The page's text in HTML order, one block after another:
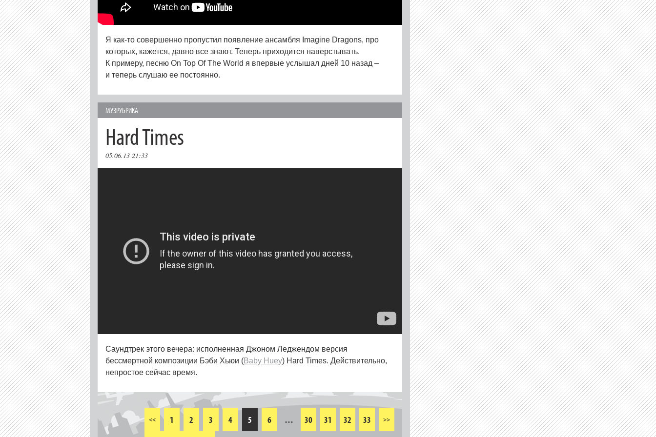
Я как-то совершенно пропустил появление ансамбля Imagine Dragons, про
которых, кажется, давно все знают. Теперь приходится наверстывать.
К примеру, песню On Top Of The World я впервые услышал дней 10 назад –
и теперь слушаю ее постоянно.
МУЗРУБРИКА
Hard Times
05.06.13 21:33
Саундтрек этого вечера: исполненная Джоном Леджендом версия
бессмертной композиции Бэби Хьюи (Baby Huey) Hard Times. Действительно,
непростое сейчас время.
<< 1 2 3 4 5 6 … 30 31 32 33 >>